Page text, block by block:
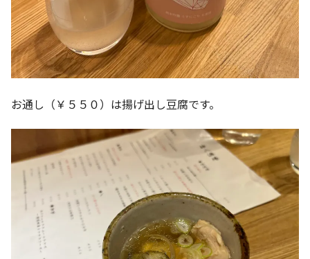
お通し（￥５５０）は揚げ出し豆腐です。